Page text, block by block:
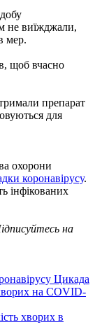
не виїжджали,
мер.
щоб вчасно
препарат
для
охорони
коронавірусу.
інфікованих
на
Цикада
хворих на COVID-
хворих в